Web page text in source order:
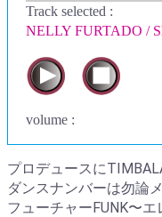
Track selected :
NELLY FURTADO /
volume :
プロデュースに
ダンスナンバーは勿論
フューチャーFUNK〜